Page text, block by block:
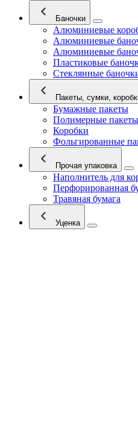
Баночки
Алюминиевые
Алюминиевые
Алюминиевые
Пластиковые
Стеклянные
Пакеты, сумки,
Бумажные пакеты
Полимерные
Коробки
Фольгированные
Прочая упаковка
Наполнитель для
Перфорированная
Травяная бумага
Уценка